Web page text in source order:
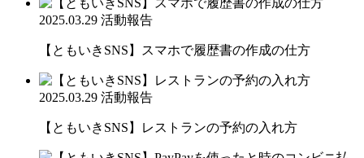
2025.03.29 活動報告
【ともいきSNS】スマホで履歴書の作成の仕方
2025.03.29 活動報告
【ともいきSNS】レストランの予約の入れ方